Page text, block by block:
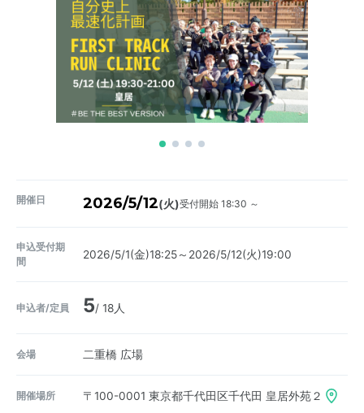
開催日 2026/5/12(火)受付開始 18:30 ～
申込受付期
間
2026/5/1(金)18:25～2026/5/12(火)19:00
申込者/定員 5/ 18人
会場 二重橋 広場
開催場所 〒100-0001 東京都千代田区千代田 皇居外苑２